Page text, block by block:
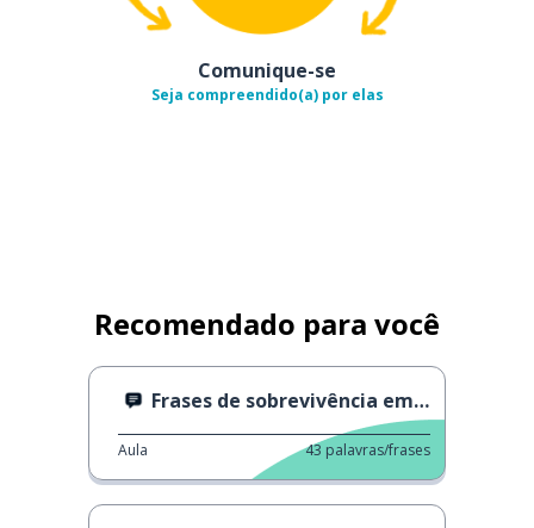
Comunique-se
Seja compreendido(a) por elas
Recomendado para você
Frases de sobrevivência em francês
Aula 43 palavras/frases